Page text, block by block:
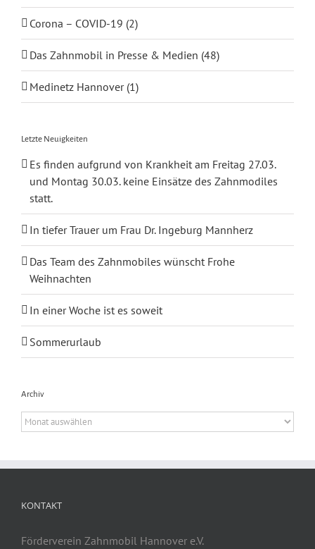
Corona – COVID-19 (2)
Das Zahnmobil in Presse & Medien (48)
Medinetz Hannover (1)
Letzte Neuigkeiten
Es finden aufgrund von Krankheit am Freitag 27.03.
und Montag 30.03. keine Einsätze des Zahnmodiles
statt.
In tiefer Trauer um Frau Dr. Ingeburg Mannherz
Das Team des Zahnmobiles wünscht Frohe
Weihnachten
In einer Woche ist es soweit
Sommerurlaub
Archiv
Archiv
KONTAKT
Förderverein Zahnmobil Hannover e.V.